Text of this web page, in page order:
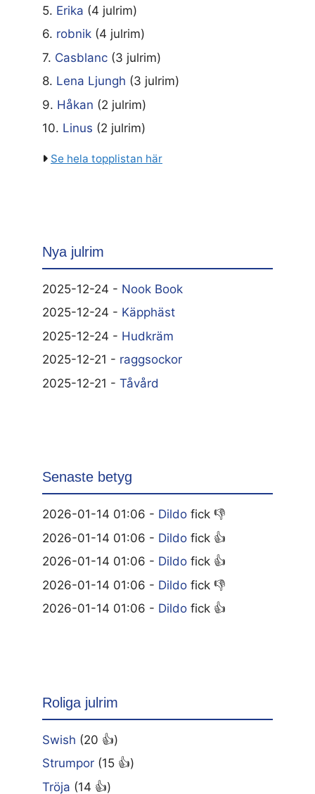
5. Erika (4 julrim)
6. robnik (4 julrim)
7. Casblanc (3 julrim)
8. Lena Ljungh (3 julrim)
9. Håkan (2 julrim)
10. Linus (2 julrim)
Se hela topplistan här
Nya julrim
2025-12-24 - Nook Book
2025-12-24 - Käpphäst
2025-12-24 - Hudkräm
2025-12-21 - raggsockor
2025-12-21 - Tåvård
Senaste betyg
2026-01-14 01:06 - Dildo fick 👎
2026-01-14 01:06 - Dildo fick 👍
2026-01-14 01:06 - Dildo fick 👍
2026-01-14 01:06 - Dildo fick 👎
2026-01-14 01:06 - Dildo fick 👍
Roliga julrim
Swish (20 👍)
Strumpor (15 👍)
Tröja (14 👍)